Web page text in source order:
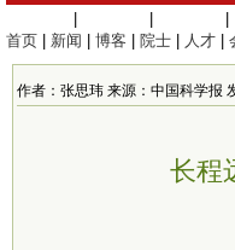
首页
新闻 博客 院士 人才
作者：张思玮 来源：中国科学报
长程